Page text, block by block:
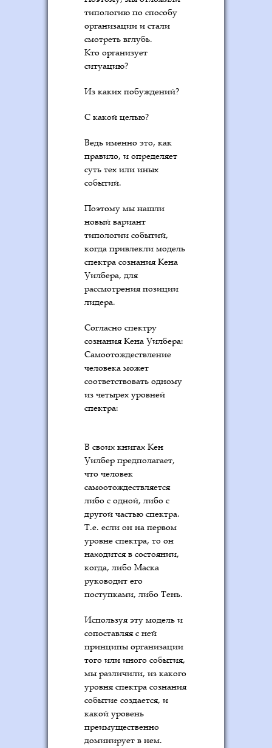
типологию по способу
организации и стали
смотреть вглубь.
Кто организует
ситуацию?
Из каких побуждений?
С какой целью?
Ведь именно это, как
правило, и определяет
суть тех или иных
событий.
Поэтому мы нашли
новый вариант
типологии событий,
когда привлекли модель
спектра сознания Кена
Уилбера, для
рассмотрения позиции
лидера.
Согласно спектру
сознания Кена Уилбера:
Самоотождествление
человека может
соответствовать одному
из четырех уровней
спектра:
В своих книгах Кен
Уилбер предполагает,
что человек
самоотождествляется
либо с одной, либо с
другой частью спектра.
Т.е. если он на первом
уровне спектра, то он
находится в состоянии,
когда, либо Маска
руководит его
поступками, либо Тень.
Используя эту модель и
сопоставляя с ней
принципы организации
того или иного события,
мы различили, из какого
уровня спектра сознания
событие создается, и
какой уровень
преимущественно
доминирует в нем.